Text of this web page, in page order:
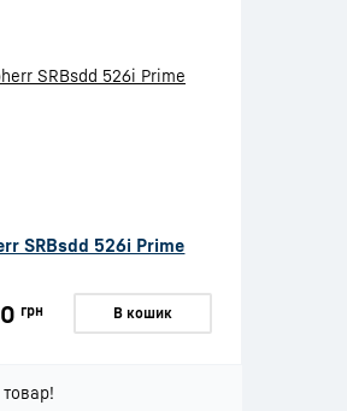
SRBsdd 526i Prime
грн В кошик